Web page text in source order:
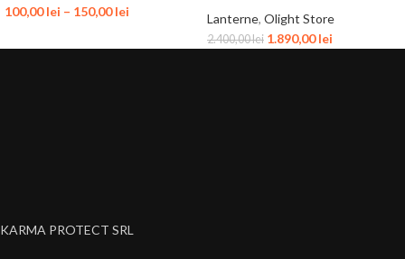
100,00lei – 150,00lei Lanterne, Olight Store
2.400,00lei 1.890,00lei
KARMA PROTECT SRL